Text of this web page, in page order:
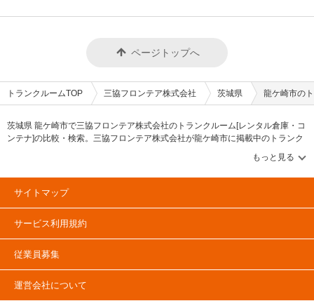
ページトップへ
トランクルームTOP 三協フロンテア株式会社 茨城県 龍ケ崎市の
茨城県 龍ケ崎市で三協フロンテア株式会社のトランクルーム[レンタル倉庫・コ
ンテナ]の比較・検索。三協フロンテア株式会社が龍ケ崎市に掲載中のトランク
ルーム・レンタル倉庫・レンタルコンテナなどの収納スペースを、借りたい地
域から探して、広さ・料金[賃料]・セキュリティ・空調完備・24時間出し入れ可
能などの希望条件で絞込み！豊富な物件数から様々な方法でご希望の収納スペ
ースを簡単に探せるトランクルーム情報サイトです。三協フロンテア株式会社
サイトマップ
サービス利用規約
従業員募集
運営会社について